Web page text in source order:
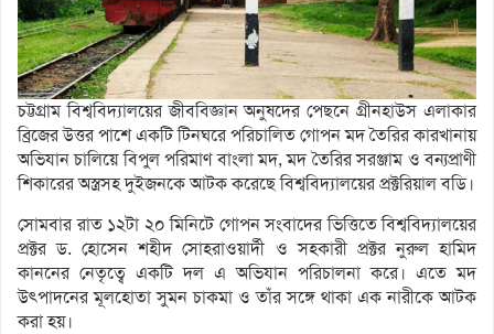
চট্টগ্রাম বিশ্ববিদ্যালয়ের জীববিজ্ঞান অনুষদের পেছনে গ্রীনহাউস এলাকার
ব্রিজের উত্তর পাশে একটি টিনঘরে পরিচালিত গোপন মদ তৈরির কারখানায়
অভিযান চালিয়ে বিপুল পরিমাণ বাংলা মদ, মদ তৈরির সরঞ্জাম ও বন্যপ্রাণী
শিকারের অস্ত্রসহ দুইজনকে আটক করেছে বিশ্ববিদ্যালয়ের প্রক্টরিয়াল বডি।
সোমবার রাত ১২টা ২০ মিনিটে গোপন সংবাদের ভিত্তিতে বিশ্ববিদ্যালয়ের
প্রক্টর ড. হোসেন শহীদ সোহরাওয়ার্দী ও সহকারী প্রক্টর নুরুল হামিদ
কাননের নেতৃত্বে একটি দল এ অভিযান পরিচালনা করে। এতে মদ
উৎপাদনের মূলহোতা সুমন চাকমা ও তাঁর সঙ্গে থাকা এক নারীকে আটক
করা হয়।